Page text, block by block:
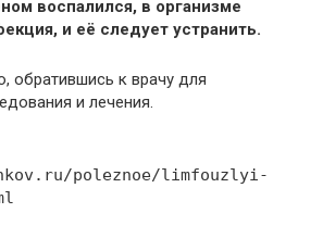
воспалился, в организме
и её следует устранить.
обратившись к врачу для
и лечения.
poleznoe/limfouzlyi-